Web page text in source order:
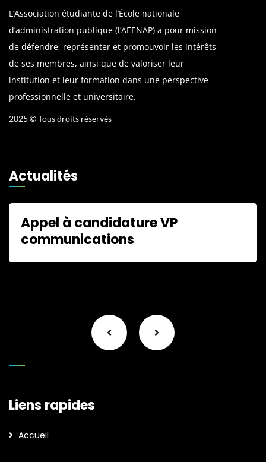
L’Association étudiante de l’École nationale
d’administration publique (l’AEENAP) a pour mission
de défendre, représenter et promouvoir les intérêts
de ses membres, ainsi que de valoriser leur
institution et leur formation dans une perspective
professionnelle et universitaire.
2025 © Tous droits réservés
Actualités
Appel à candidature VP
communications
Liens rapides
Accueil